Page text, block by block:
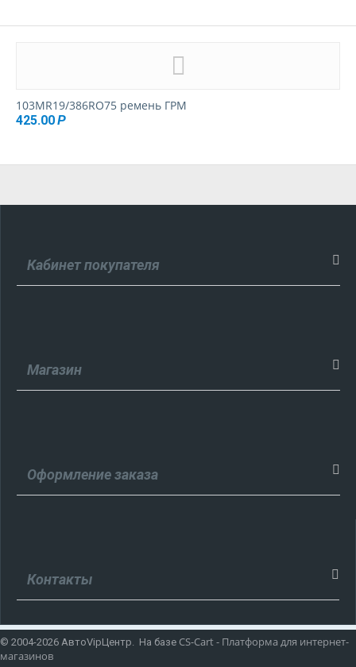
103MR19/386RO75 ремень ГРМ
425.00Р
Кабинет покупателя
Магазин
Оформление заказа
Контакты
© 2004-2026 АвтоVipЦентр. На базе CS-Cart - Платформа для интернет-
магазинов